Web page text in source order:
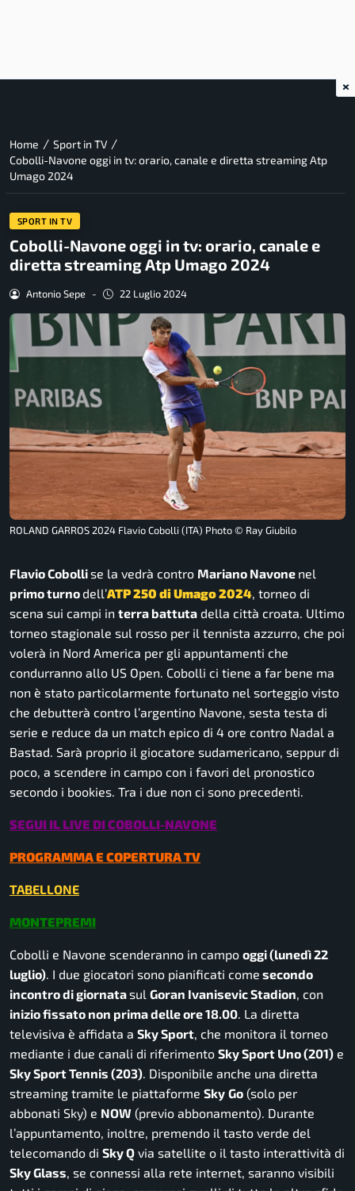
Home / Sport in TV /
Cobolli-Navone oggi in tv: orario, canale e diretta streaming Atp
Umago 2024
SPORT IN TV
Cobolli-Navone oggi in tv: orario, canale e
diretta streaming Atp Umago 2024
Antonio Sepe - 22 Luglio 2024
ROLAND GARROS 2024 Flavio Cobolli (ITA) Photo © Ray Giubilo
Flavio Cobollise la vedrà contro Mariano Navone nel
primo turno dell’ATP 250 di Umago2024, torneo di
scena sui campi in terra battuta della città croata. Ultimo
torneo stagionale sul rosso per il tennista azzurro, che poi
volerà in Nord America per gli appuntamenti che
condurranno allo US Open. Cobolli ci tiene a far bene ma
non è stato particolarmente fortunato nel sorteggio visto
che debutterà contro l’argentino Navone, sesta testa di
serie e reduce da un match epico di 4 ore contro Nadal a
Bastad. Sarà proprio il giocatore sudamericano, seppur di
poco, a scendere in campo con i favori del pronostico
secondo i bookies. Tra i due non ci sono precedenti.
SEGUI IL LIVE DI COBOLLI-NAVONE
PROGRAMMA E COPERTURA TV
TABELLONE
MONTEPREMI
Cobolli e Navone scenderanno in campo oggi (lunedì 22
luglio). I due giocatori sono pianificati come secondo
incontro di giornatasul Goran Ivanisevic Stadion, con
inizio fissato non prima delle ore 18.00. La diretta
televisiva è affidata a Sky Sport, che monitora il torneo
mediante i due canali di riferimento Sky Sport Uno (201) e
Sky Sport Tennis (203). Disponibile anche una diretta
streaming tramite le piattaforme Sky Go (solo per
abbonati Sky) e NOW (previo abbonamento). Durante
l’appuntamento, inoltre, premendo il tasto verde del
telecomando di Sky Q via satellite o il tasto interattività di
Sky Glass, se connessi alla rete internet, saranno visibili
×